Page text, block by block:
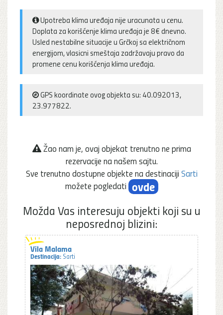
Upotreba klima uređaja nije uracunata u cenu.
Doplata za korišćenje klima uređaja je 8€ dnevno.
Usled nestabilne situacije u Grčkoj sa električnom
energijom, vlasicni smeštaja zadržavaju pravo da
promene cenu korišćenja klima uređaja.
GPS koordinate ovog objekta su: 40.092013,
23.977822.
Žao nam je, ovaj objekat trenutno ne prima
rezervacije na našem sajtu.
Sve trenutno dostupne objekte na destinaciji Sarti
možete pogledati ovde
Možda Vas interesuju objekti koji su u
neposrednoj blizini:
Vila Malama
Destinacija: Sarti